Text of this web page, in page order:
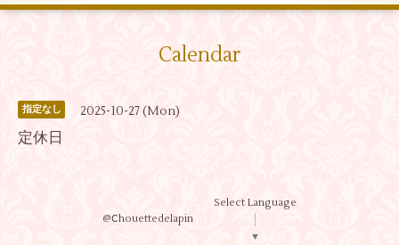
Calendar
指定なし 2025-10-27 (Mon)
定休日
@Ⅽhouettedelapin
Select Language
▼